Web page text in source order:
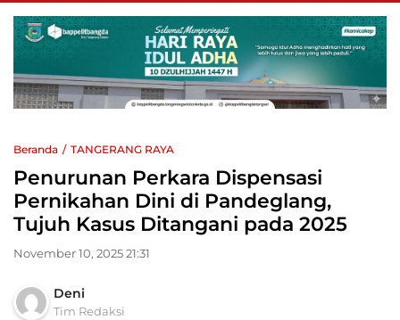
Beranda TANGERANG RAYA
Penurunan Perkara Dispensasi
Pernikahan Dini di Pandeglang,
Tujuh Kasus Ditangani pada 2025
November 10, 2025 21:31
Deni
Tim Redaksi